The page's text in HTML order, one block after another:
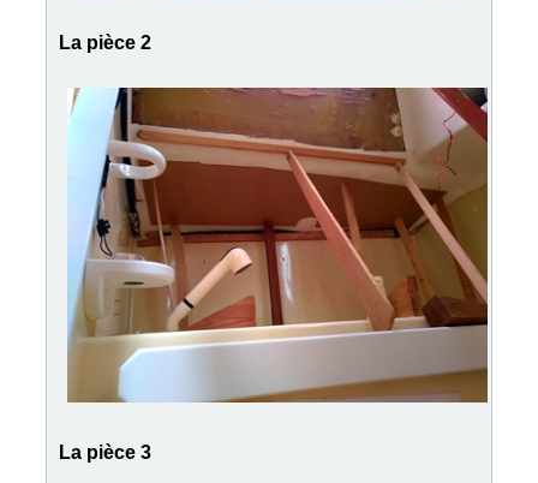
La pièce 2
La pièce 3